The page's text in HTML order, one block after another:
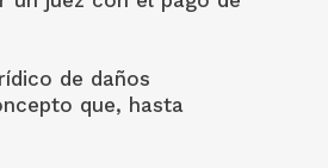
de daños
que, hasta